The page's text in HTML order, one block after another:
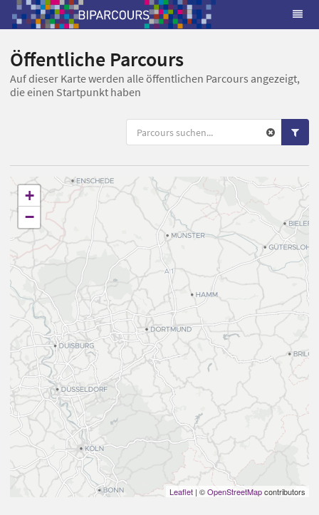
Öffentliche Parcours
Auf dieser Karte werden alle öffentlichen Parcours angezeigt,
die einen Startpunkt haben
+
−
Leaflet | ©OpenStreetMapcontributors